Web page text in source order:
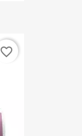
favorite_border